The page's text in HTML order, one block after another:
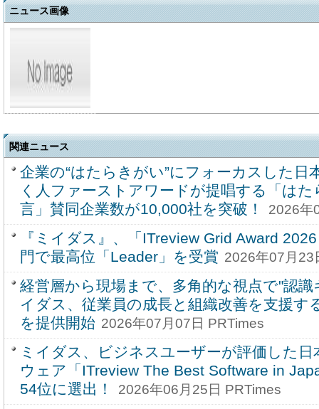
ニュース画像
関連ニュース
企業の“はたらきがい”にフォーカスした
く人ファーストアワードが提唱する「は
言」賛同企業数が10,000社を突破！
2026年
『ミイダス』、「ITreview Grid Award
門で最高位「Leader」を受賞 2026年07月23
経営層から現場まで、多角的な視点で"認
イダス、従業員の成長と組織改善を支援す
を提供開始 2026年07月07日 PRTimes
ミイダス、ビジネスユーザーが評価した
ウェア「ITreview The Best Software in
54位に選出！
2026年06月25日 PRTimes